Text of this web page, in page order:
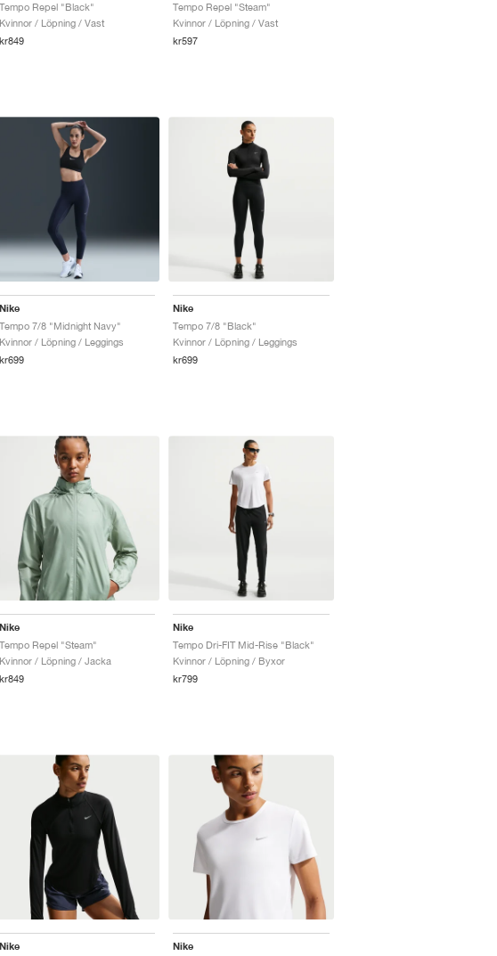
Tempo Repel "Black"
Kvinnor / Löpning / Vast
kr849
Tempo Repel "Steam"
Kvinnor / Löpning / Vast
kr597
Nike
Tempo 7/8 "Midnight Navy"
Kvinnor / Löpning / Leggings
kr699
Nike
Tempo 7/8 "Black"
Kvinnor / Löpning / Leggings
kr699
Nike
Tempo Repel "Steam"
Kvinnor / Löpning / Jacka
kr849
Nike
Tempo Dri-FIT Mid-Rise "Black"
Kvinnor / Löpning / Byxor
kr799
Nike Nike